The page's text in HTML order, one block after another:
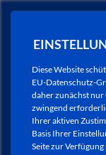
Diese Website
EU-Datenschutz-
daher zunächst nur
zwingend
Ihrer aktiven
Basis Ihrer
Seite zur